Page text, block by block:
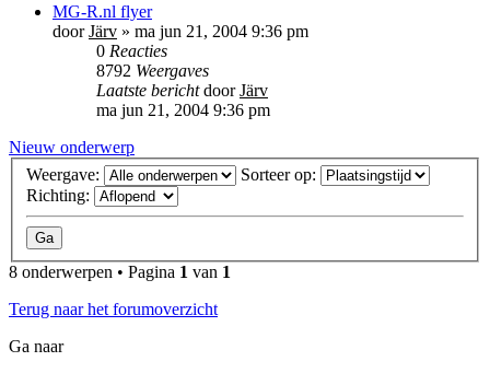
MG-R.nl flyer
doorJärv » ma jun 21, 2004 9:36 pm
0 Reacties
8792 Weergaves
Laatste berichtdoorJärv
ma jun 21, 2004 9:36 pm
Nieuw onderwerp
Weergave:
Sorteer op:
Richting:
8 onderwerpen • Pagina 1 van 1
Terug naar het forumoverzicht
Ga naar